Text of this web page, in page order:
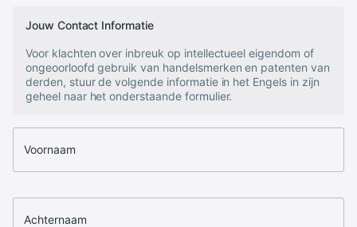
Jouw Contact Informatie
Voor klachten over inbreuk op intellectueel eigendom of
ongeoorloofd gebruik van handelsmerken en patenten van
derden, stuur de volgende informatie in het Engels in zijn
geheel naar het onderstaande formulier.
Voornaam
Achternaam